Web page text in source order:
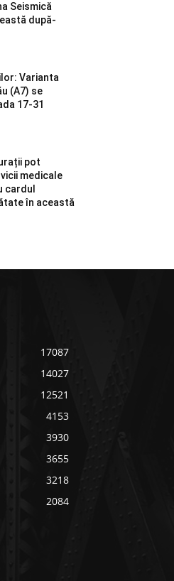
Seismică
după-
Varianta
(A7) se
17-31
pot
medicale
cardul
în această
17087
14027
12521
4153
3930
3655
3218
2084